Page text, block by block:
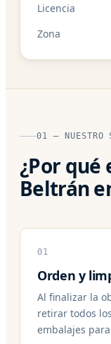
Licencia
Zona
01 — NUESTRO
¿Por
Beltrán
01
Orden y
Al finalizar la
retirar todos
embalajes